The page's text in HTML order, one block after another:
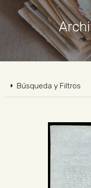
MUSEO
ARCHIVO
NOTICIAS
Búsqueda y Filtros